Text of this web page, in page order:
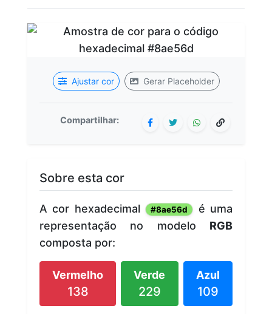
Ajustar cor Gerar Placeholder
Compartilhar:
Sobre esta cor
A cor hexadecimal #8ae56d
é uma
representação no modelo RGB
composta por:
Vermelho
138
Verde
229
Azul
109